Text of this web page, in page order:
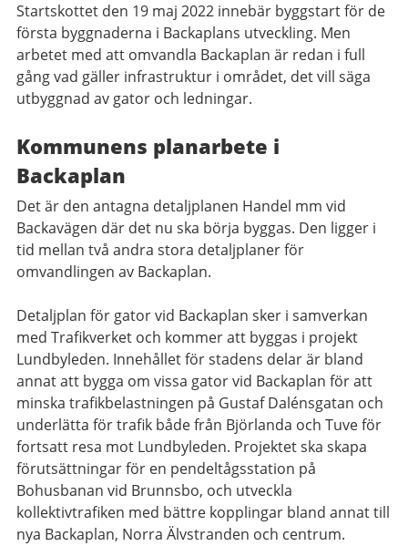
Startskottet den 19 maj 2022 innebär byggstart för de
första byggnaderna i Backaplans utveckling. Men
arbetet med att omvandla Backaplan är redan i full
gång vad gäller infrastruktur i området, det vill säga
utbyggnad av gator och ledningar.
Kommunens planarbete i
Backaplan
Det är den antagna detaljplanen Handel mm vid
Backavägen där det nu ska börja byggas. Den ligger i
tid mellan två andra stora detaljplaner för
omvandlingen av Backaplan.
Detaljplan för gator vid Backaplan sker i samverkan
med Trafikverket och kommer att byggas i projekt
Lundbyleden. Innehållet för stadens delar är bland
annat att bygga om vissa gator vid Backaplan för att
minska trafikbelastningen på Gustaf Dalénsgatan och
underlätta för trafik både från Björlanda och Tuve för
fortsatt resa mot Lundbyleden. Projektet ska skapa
förutsättningar för en pendeltågsstation på
Bohusbanan vid Brunnsbo, och utveckla
kollektivtrafiken med bättre kopplingar bland annat till
nya Backaplan, Norra Älvstranden och centrum.